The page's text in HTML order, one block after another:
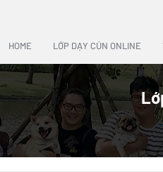
HOME LỚP DẠY CÚN ONLINE